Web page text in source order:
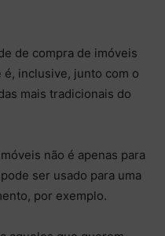
de compra de imóveis
é, inclusive, junto com o
mais tradicionais do
não é apenas para
ser usado para uma
por exemplo.